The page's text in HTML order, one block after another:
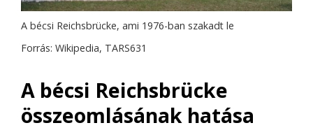
A bécsi Reichsbrücke, ami 1976-ban szakadt le
Forrás: Wikipedia, TARS631
A bécsi Reichsbrücke
összeomlásának hatása